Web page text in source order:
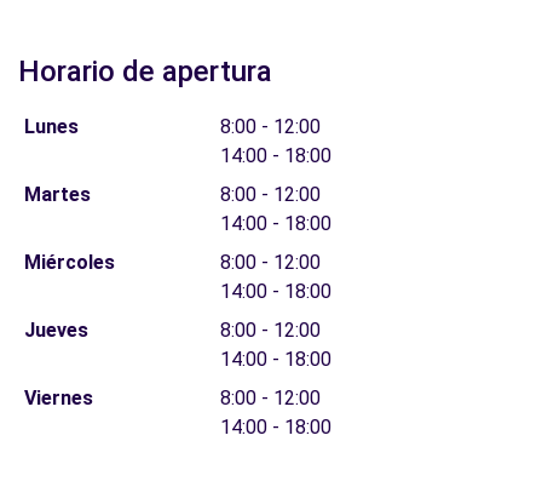
Horario de apertura
Lunes
8:00 - 12:00
14:00 - 18:00
Martes
8:00 - 12:00
14:00 - 18:00
Miércoles
8:00 - 12:00
14:00 - 18:00
Jueves
8:00 - 12:00
14:00 - 18:00
Viernes
8:00 - 12:00
14:00 - 18:00